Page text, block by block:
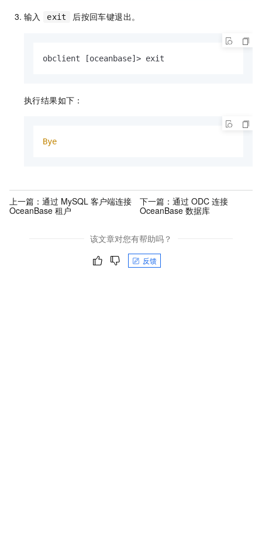
输入 exit 后按回车键退出。
obclient [oceanbase]> exit
执行结果如下：
Bye
上一篇： 通过 MySQL 客户端连接
OceanBase 租户
下一篇：通过 ODC 连接
OceanBase 数据库
该文章对您有帮助吗？
反馈